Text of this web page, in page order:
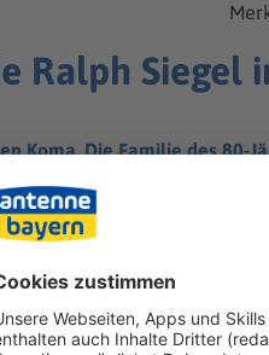
Ralph Siegel
Koma. Die Familie des 80-